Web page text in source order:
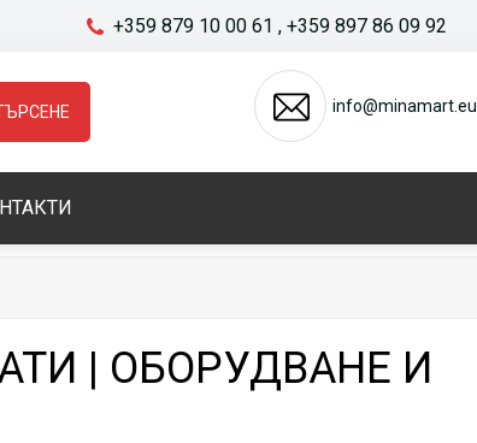
+359 879 10 00 61 , +359 897 86 09 92
info@minamart.eu
| ОБОРУДВАНЕ И